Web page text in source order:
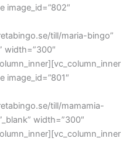
image_id=”802″
till/maria-bingo”
width=”300″
image_id=”801″
till/mamamia-
width=”300″